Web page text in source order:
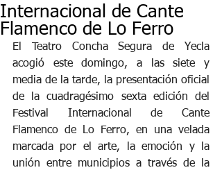
Internacional de Cante
Flamenco de Lo Ferro
El Teatro Concha Segura de Yecla
acogió este domingo, a las siete y
media de la tarde, la presentación oficial
de la cuadragésimo sexta edición del
Festival Internacional de Cante
Flamenco de Lo Ferro, en una velada
marcada por el arte, la emoción y la
unión entre municipios a través de la